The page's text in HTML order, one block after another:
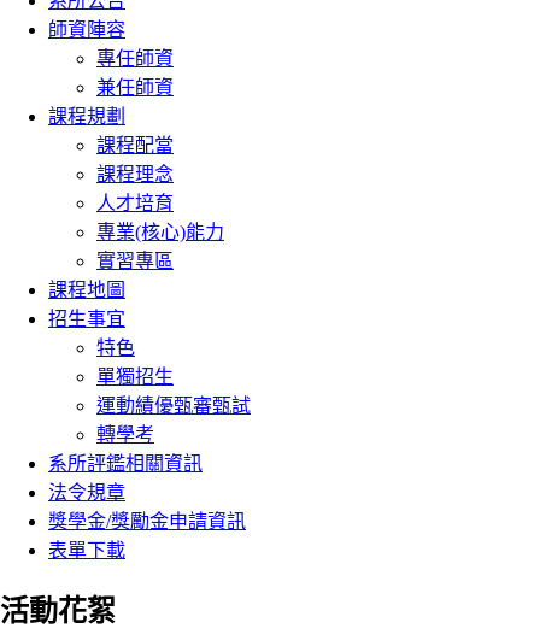
師資陣容
專任師資
兼任師資
課程規劃
課程配當
課程理念
人才培育
專業(核心)能力
實習專區
課程地圖
招生事宜
特色
單獨招生
運動績優甄審甄試
轉學考
系所評鑑相關資訊
法令規章
獎學金/獎勵金申請資訊
表單下載
活動花絮